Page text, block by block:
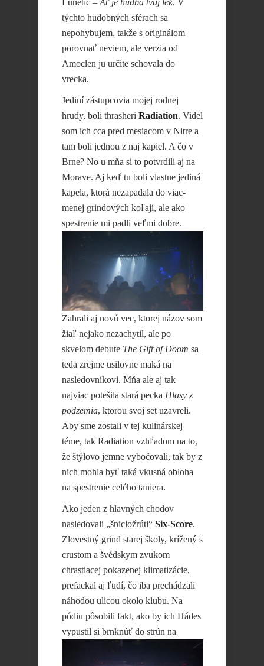
Lunetic – Ať je hudba tvúj lék. V
týchto hudobných sférach sa
nepohybujem, takže s originálom
porovnať neviem, ale verzia od
Amoclen ju určite schovala do
vrecka.
Jediní zástupcovia mojej rodnej
hrudy, boli thrasheri Radiation. Videl
som ich cca pred mesiacom v Nitre a
tam boli jednou z naj kapiel. A čo v
Brne? No u mňa si to potvrdili aj na
Morave. Aj keď tu boli vlastne jediná
kapela, ktorá nezapadala do viac-
menej grindových koľají, ale ako
spestrenie mi padli veľmi dobre.
Zahrali aj novú vec, ktorej názov som
žiaľ nejako nezachytil, ale po
skvelom debute The Gift of Doom sa
teda zrejme usilovne maká na
nasledovníkovi. Mňa ale aj tak
najviac potešila stará pecka Hlasy z
podzemia, ktorou svoj set uzavreli.
Aby sme zostali v tej kulinárskej
téme, tak Radiation vzhľadom na to,
že štýlovo jemne vybočovali, tak by z
nich mohla byť taká vkusná obloha
na spestrenie celého taniera.
Ako jeden z hlavných chodov
nasledovali „šnicložrúti“ Six-Score.
Zlovestný grind starej školy, krížený s
crustom a švédskym zvukom
chrastiacej pokazenej klimatizácie,
prefackal aj ľudí, čo iba prechádzali
náhodou ulicou okolo klubu. Na
pódiu pôsobili fakt, ako by ich Hádes
vypustil si brnknúť do strún na